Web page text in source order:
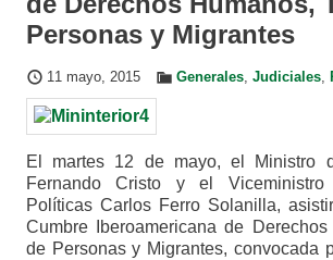
Personas y Migrantes
11 mayo, 2015 Generales, Judiciales,
El martes 12 de mayo, el Ministro
Fernando Cristo y el
Políticas Carlos Ferro Solanilla,
Cumbre Iberoamericana de Derechos
de Personas y Migrantes, convocada